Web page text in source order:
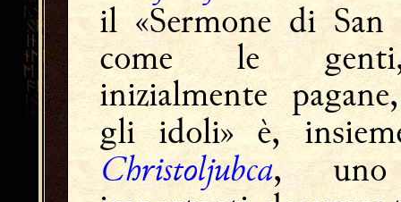
il «Sermone di
come le genti,
inizialmente
gli idoli» è,
Christoljubca,